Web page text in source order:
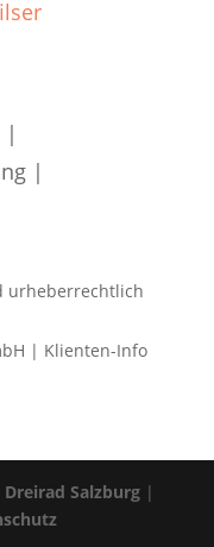
|
|
urheberrechtlich
| Klienten-Info
Salzburg|